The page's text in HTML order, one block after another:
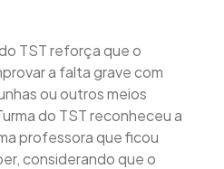
TST reforça que o
a falta grave com
ou outros meios
do TST reconheceu a
professora que ficou
considerando que o